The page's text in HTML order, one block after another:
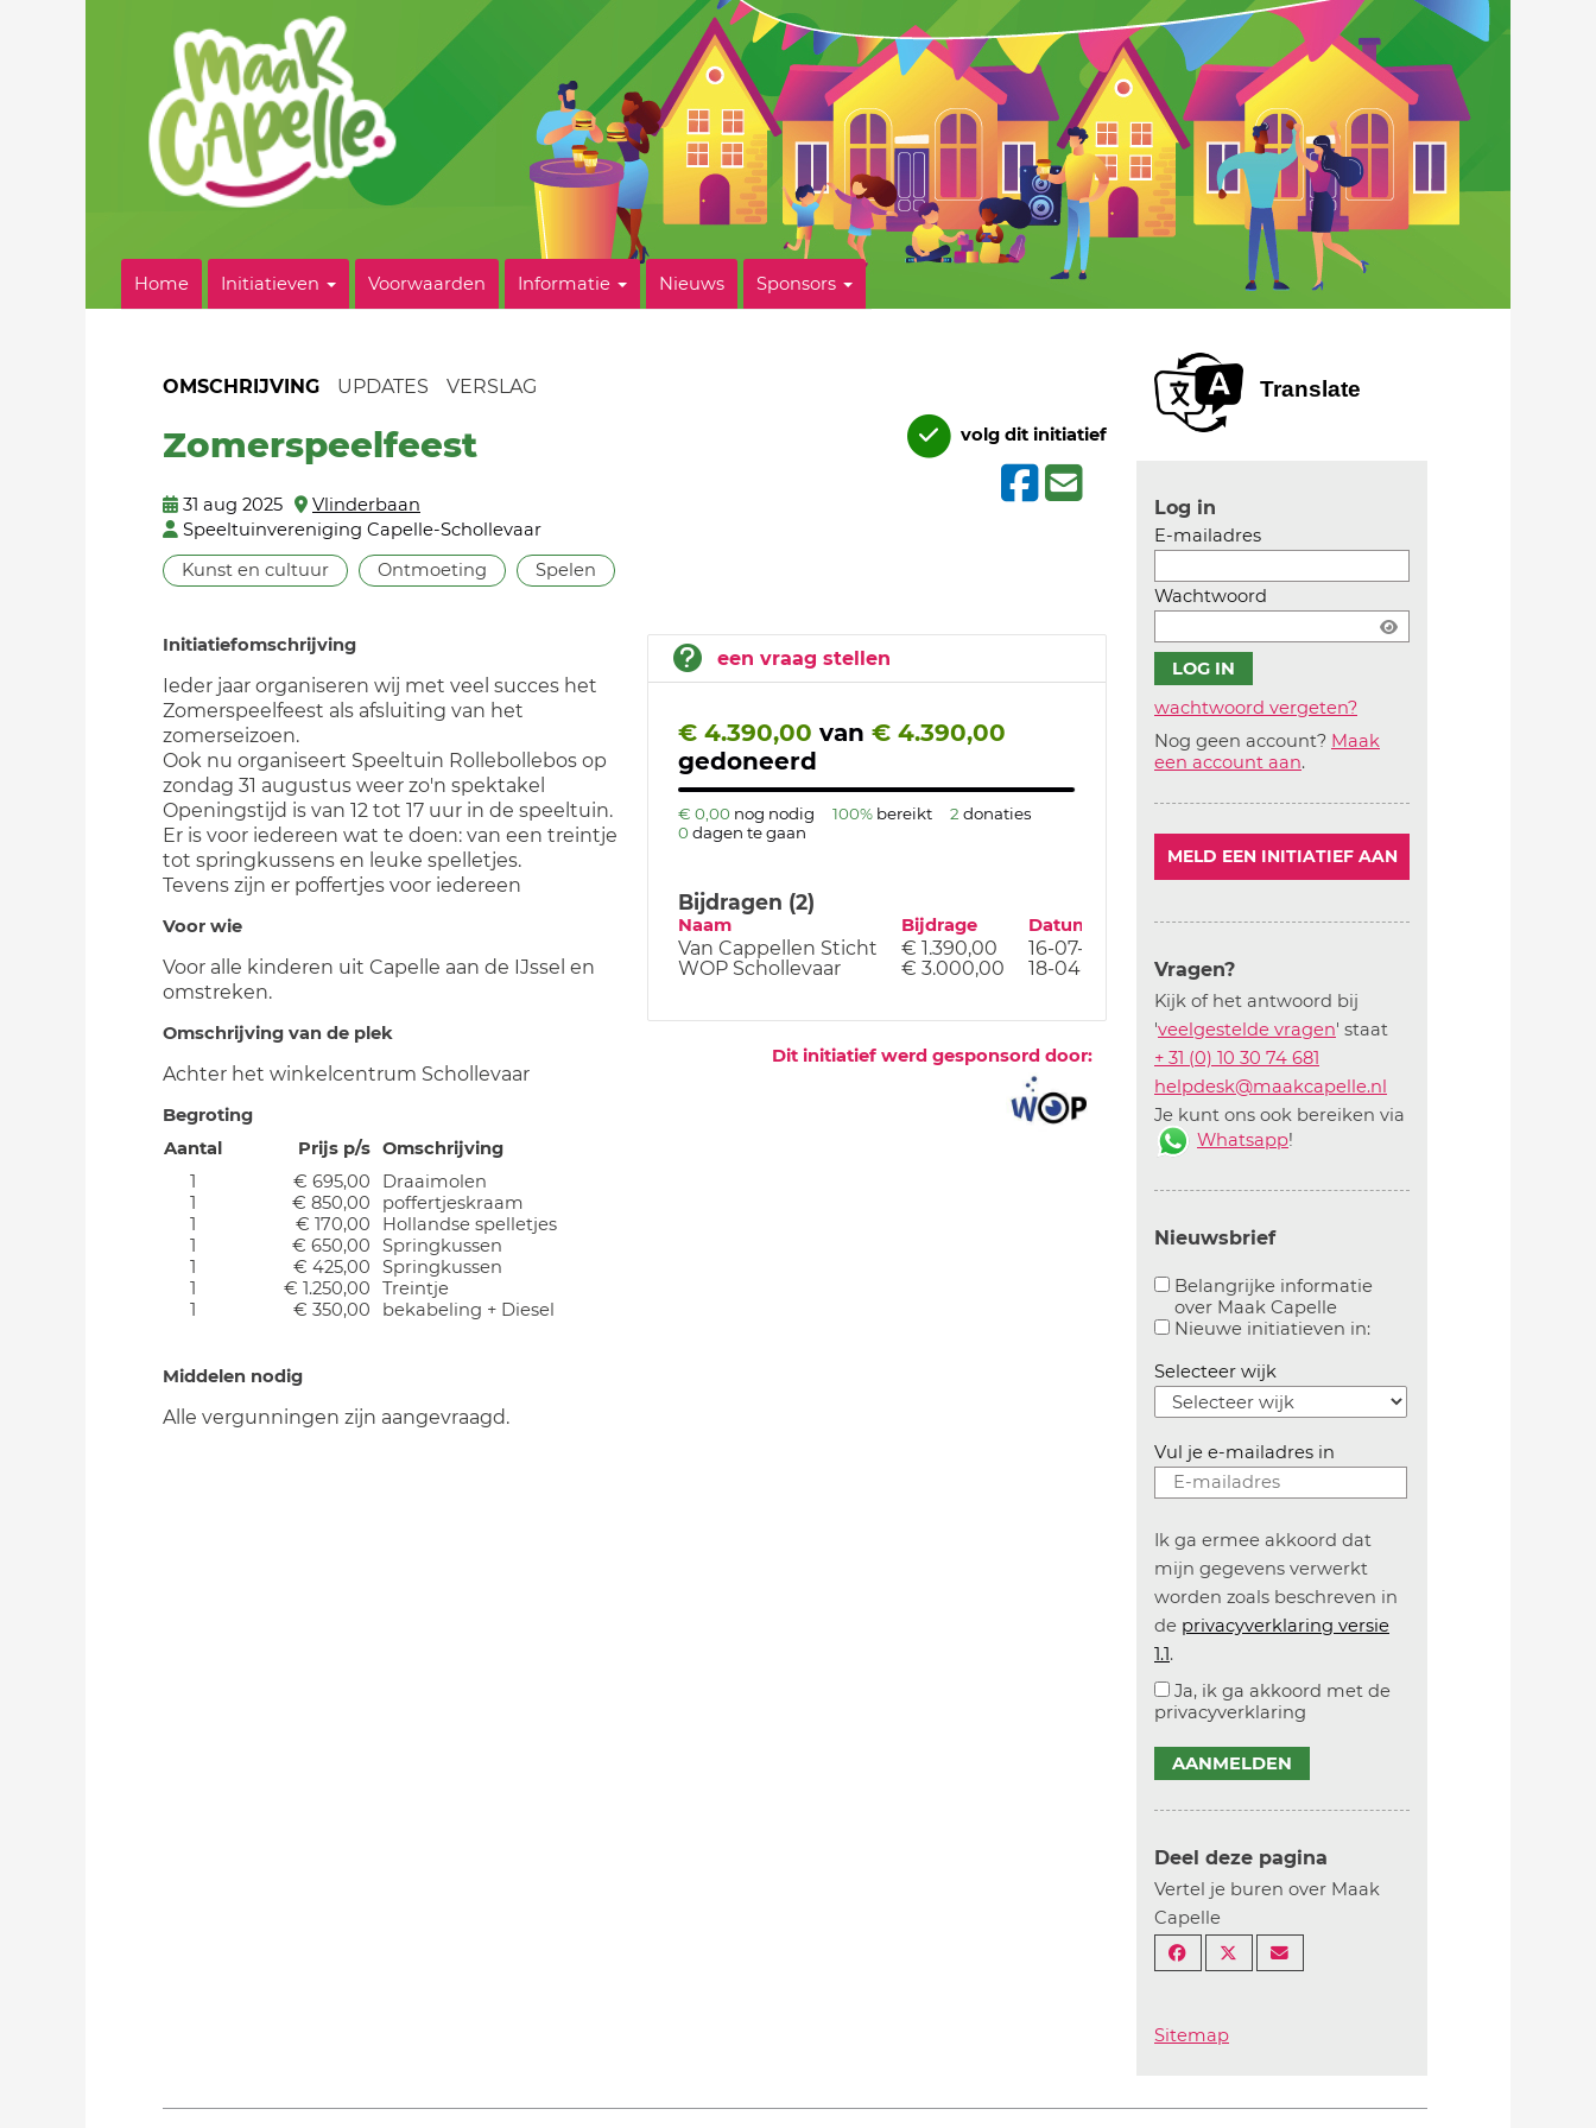
Home Initiatieven Voorwaarden Informatie Nieuws Sponsors
OMSCHRIJVING UPDATES VERSLAG
Zomerspeelfeest
31 aug 2025
Vlinderbaan
Speeltuinvereniging Capelle-Schollevaar
Kunst en cultuur
Ontmoeting Spelen
volg dit initiatief
een vraag stellen
€ 4.390,00 van € 4.390,00
gedoneerd
€ 0,00 nog nodig 100% bereikt 2 donaties
0 dagen te gaan
Bijdragen (2)
Naam Bijdrage Datum
Van Cappellen Sticht € 1.390,00
16-07-25
WOP Schollevaar
€ 3.000,00 18-04-25
Dit initiatief werd gesponsord door:
Initiatiefomschrijving
Ieder jaar organiseren wij met veel succes het
Zomerspeelfeest als afsluiting van het
zomerseizoen.
Ook nu organiseert Speeltuin Rollebollebos op
zondag 31 augustus weer zo'n spektakel
Openingstijd is van 12 tot 17 uur in de speeltuin.
Er is voor iedereen wat te doen: van een treintje
tot springkussens en leuke spelletjes.
Tevens zijn er poffertjes voor iedereen
Voor wie
Voor alle kinderen uit Capelle aan de IJssel en
omstreken.
Omschrijving van de plek
Achter het winkelcentrum Schollevaar
Begroting
Aantal
Prijs p/s Omschrijving
1
€ 695,00
Draaimolen
1
€ 850,00
poffertjeskraam
1
€ 170,00
Hollandse spelletjes
1
€ 650,00
Springkussen
1
€ 425,00
Springkussen
1
€ 1.250,00
Treintje
1
€ 350,00 bekabeling + Diesel
Middelen nodig
Alle vergunningen zijn aangevraagd.
Translate
Log in
E-mailadres
Wachtwoord
wachtwoord vergeten?
Nog geen account? Maak
een account aan.
MELD EEN INITIATIEF AAN
Vragen?
Kijk of het antwoord bij
'veelgestelde vragen' staat
+ 31 (0) 10 30 74 681
helpdesk@maakcapelle.nl
Je kunt ons ook bereiken via
Whatsapp!
Nieuwsbrief
Belangrijke informatie
over Maak Capelle
Aanvinken om belangrijke informatie over
Nieuwe initiatieven in:Aanvinken om
Selecteer wijk
Vul je e-mailadres in
Ik ga ermee akkoord dat
mijn gegevens verwerkt
worden zoals beschreven in
de privacyverklaring versie
1.1.
Ja, ik ga akkoord met de
privacyverklaring
AANMELDEN
Deel deze pagina
Vertel je buren over Maak
Capelle
Sitemap